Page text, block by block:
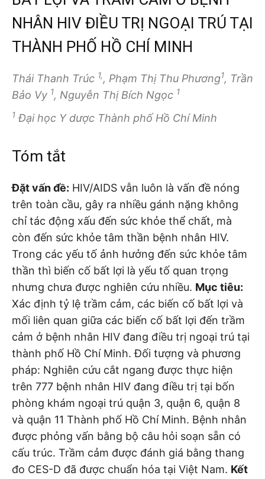
NHÂN HIV ĐIỀU TRỊ NGOẠI TRÚ TẠI
THÀNH PHỐ HỒ CHÍ MINH
Thái Thanh Trúc 1,, Phạm Thị Thu Phương1, Trần
Bảo Vy 1, Nguyễn Thị Bích Ngọc 1
1 Đại học Y dược Thành phố Hồ Chí Minh
Tóm tắt
Đặt vấn đề: HIV/AIDS vẫn luôn là vấn đề nóng
trên toàn cầu, gây ra nhiều gánh nặng không
chỉ tác động xấu đến sức khỏe thể chất, mà
còn đến sức khỏe tâm thần bệnh nhân HIV.
Trong các yếu tố ảnh hưởng đến sức khỏe tâm
thần thì biến cố bất lợi là yếu tố quan trọng
nhưng chưa được nghiên cứu nhiều. Mục tiêu:
Xác định tỷ lệ trầm cảm, các biến cố bất lợi và
mối liên quan giữa các biến cố bất lợi đến trầm
cảm ở bệnh nhân HIV đang điều trị ngoại trú tại
thành phố Hồ Chí Minh. Đối tượng và phương
pháp: Nghiên cứu cắt ngang được thực hiện
trên 777 bệnh nhân HIV đang điều trị tại bốn
phòng khám ngoại trú quận 3, quận 6, quận 8
và quận 11 Thành phố Hồ Chí Minh. Bệnh nhân
được phỏng vấn bằng bộ câu hỏi soạn sẵn có
cấu trúc. Trầm cảm được đánh giá bằng thang
đo CES-D đã được chuẩn hóa tại Việt Nam. Kết